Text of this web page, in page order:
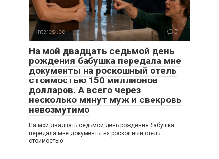
Interesi.cc 0
На мой двадцать седьмой день
рождения бабушка передала мне
документы на роскошный отель
стоимостью 150 миллионов
долларов. А всего через
несколько минут муж и свекровь
невозмутимо
На мой двадцать седьмой день рождения бабушка
передала мне документы на роскошный отель
стоимостью